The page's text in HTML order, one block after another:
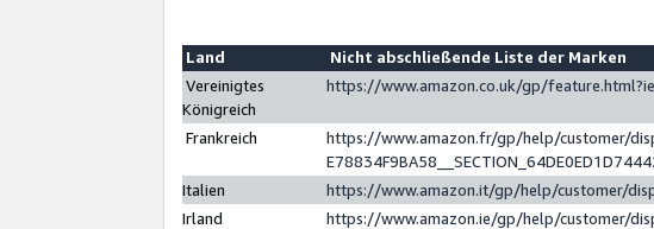
Land
Nicht abschließende Liste der Marken
Vereinigtes
Königreich
https://www.amazon.co.uk/gp/
Frankreich
https://www.amazon.fr/gp/help/customer/
Italien
https://www.amazon.it/gp/help/customer/
Irland
https://www.amazon.ie/gp/help/customer/